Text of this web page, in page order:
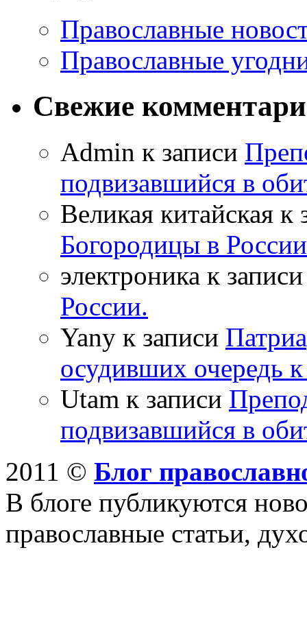
Православные
Православные
Свежие
Admin к записи
подвизавшийся в
Великая китайская к
Богородицы в
электроника к
России.
Yany к записи
осудивших очередь
Utam к записи
подвизавшийся в
2011 © Блог
В блоге публикуются
православные статьи,